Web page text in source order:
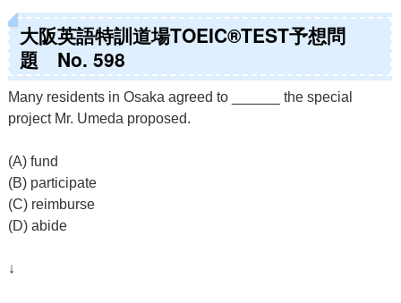
大阪英語特訓道場TOEIC®TEST予想問
題 No. 598
Many residents in Osaka agreed to ______ the special
project Mr. Umeda proposed.
(A) fund
(B) participate
(C) reimburse
(D) abide
↓